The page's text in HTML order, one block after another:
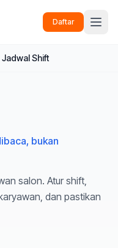
Daftar
Jadwal Shift
bukan
salon. Atur shift,
dan pastikan